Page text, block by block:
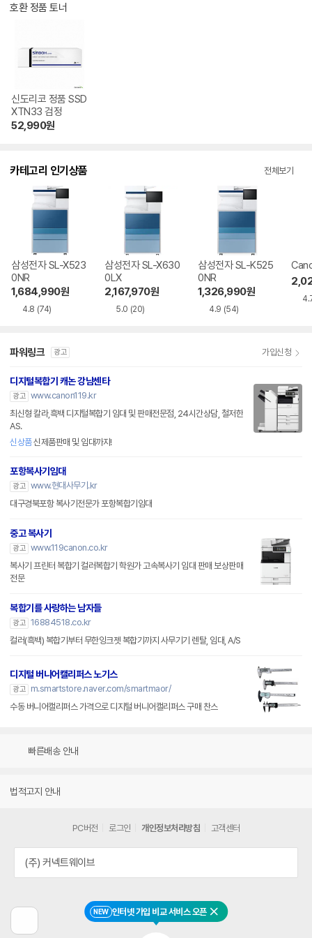
NEW 인터넷 가입 비교 서비스 오픈 닫기
호환 정품 토너
신도리코 정품 SSD
XTN33 검정
52,990원
카테고리 인기상품 전체보기
삼성전자 SL-X523
0NR
1,684,990원
4.8 (74)
삼성전자 SL-X630
0LX
2,167,970원
5.0 (20)
삼성전자 SL-K525
0NR
1,326,990원
4.9 (54)
파워링크 광고 가입신청
디지털복합기 캐논 강남센타
광고 www.canon119.kr
최신형 칼라,흑백 디지털복합기 임대 및 판매전문점, 24시간상담, 철저한
AS.
신상품신제품판매 및 임대까지!
포항복사기임대
광고 www.현대사무기.kr
대구경북포항 복사기전문가 포항복합기임대
중고 복사기
광고 www.119canon.co.kr
복사기 프린터 복합기 컬러복합기 학원가 고속복사기 임대 판매 보상판매
전문
복합기를 사랑하는 남자들
광고 16884518.co.kr
컬러(흑백) 복합기부터 무한잉크젯 복합기까지 사무기기 렌탈, 임대, A/S
디지털 버니어캘리퍼스 노기스
광고
m.smartstore.naver.com/smartmaor/
수동 버니어캘리퍼스 가격으로 디지털 버니어캘리퍼스 구매 찬스
빠른배송 안내
법적고지 안내
전
PC버전 로그인 개인정보처리방침 고객센터
(주) 커넥트웨이브